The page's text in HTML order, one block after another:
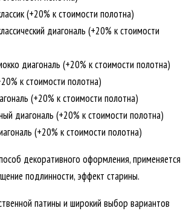
декоративного оформления, применяется
подлинности, эффект старины.
патины и широкий выбор вариантов